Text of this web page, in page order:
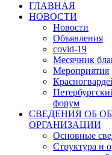
ГЛАВНАЯ
НОВОСТИ
Новости
Объявления
covid-19
Месячник
Мероприятия
форум
СВЕДЕНИЯ ОБ
ОРГАНИЗАЦИИ
Основные
Структура и